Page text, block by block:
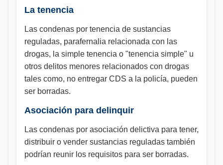
La tenencia
Las condenas por tenencia de sustancias
reguladas, parafernalia relacionada con las
drogas, la simple tenencia o "tenencia simple" u
otros delitos menores relacionados con drogas
tales como, no entregar CDS a la policía, pueden
ser borradas.
Asociación para delinquir
Las condenas por asociación delictiva para tener,
distribuir o vender sustancias reguladas también
podrían reunir los requisitos para ser borradas.